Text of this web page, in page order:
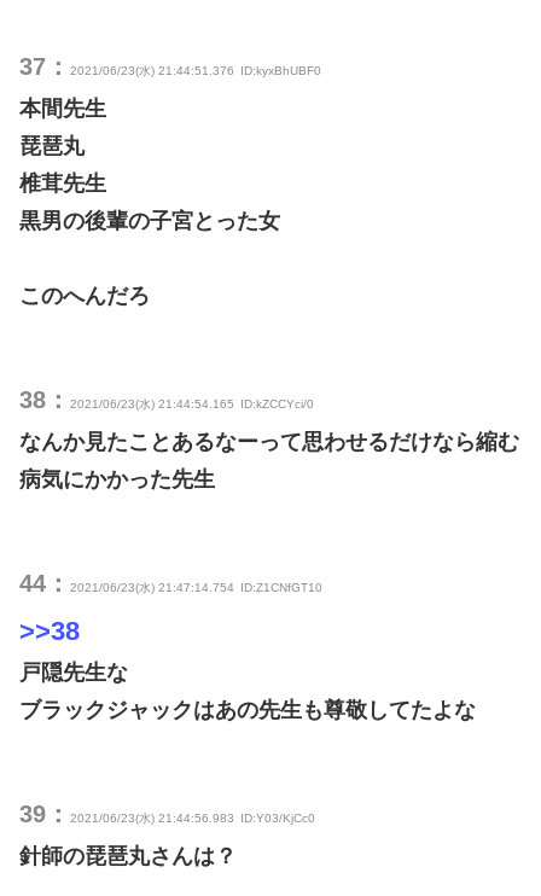
37： 2021/06/23(水) 21:44:51.376 ID:kyxBhUBF0
本間先生
琵琶丸
椎茸先生
黒男の後輩の子宮とった女
このへんだろ
38： 2021/06/23(水) 21:44:54.165 ID:kZCCYci/0
なんか見たことあるなーって思わせるだけなら縮む
病気にかかった先生
44： 2021/06/23(水) 21:47:14.754 ID:Z1CNfGT10
>>38
戸隠先生な
ブラックジャックはあの先生も尊敬してたよな
39： 2021/06/23(水) 21:44:56.983 ID:Y03/KjCc0
針師の琵琶丸さんは？